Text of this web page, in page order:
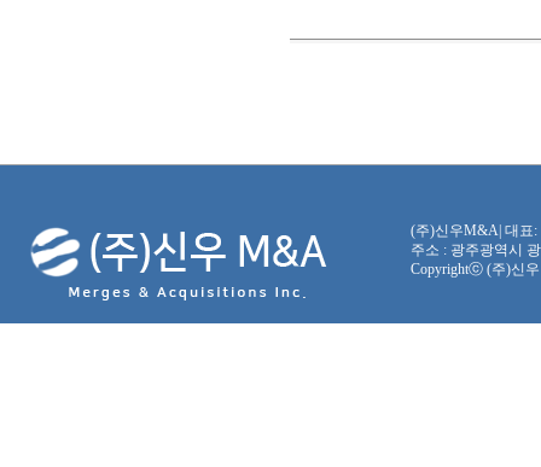
(주)신우M&A| 대표:
주소 : 광주광역시
Copyrightⓒ (주)신우